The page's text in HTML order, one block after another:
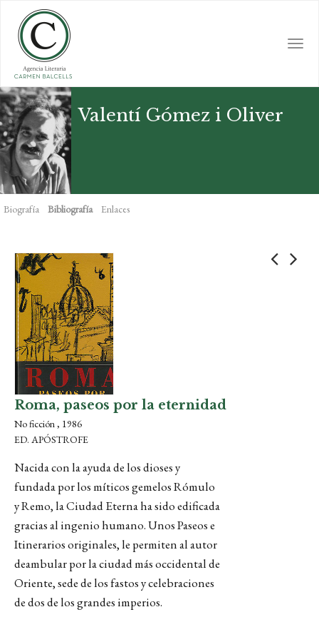
main
content
Valentí Gómez i Oliver
Biografía Bibliografía Enlaces
Roma, paseos por la eternidad
No ficción , 1986
ED. APÓSTROFE
Nacida con la ayuda de los dioses y
fundada por los míticos gemelos Rómulo
y Remo, la Ciudad Eterna ha sido edificada
gracias al ingenio humano. Unos Paseos e
Itinerarios originales, le permiten al autor
deambular por la ciudad más occidental de
Oriente, sede de los fastos y celebraciones
de dos de los grandes imperios.